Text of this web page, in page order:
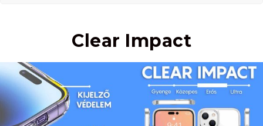
Clear Impact